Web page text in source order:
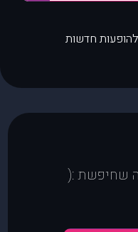
חדשות
שחיפשת :(